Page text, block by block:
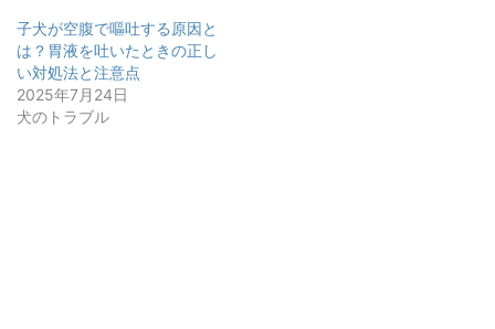
子犬が空腹で嘔吐する原因と
は？胃液を吐いたときの正し
い対処法と注意点
2025年7月24日
犬のトラブル